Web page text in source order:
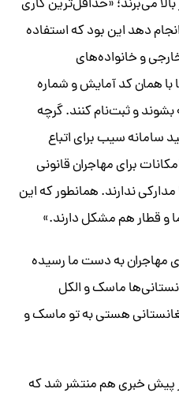
می‌برند؛ «حداقل‌ترین کاری
دهد این بود که استفاده
خارجی و خانواده‌های
با همان کد آمایش و شماره
بشوند و ثبت‌نام کنند. گرچه
سامانه سیب برای اتباع
برای مهاجران قانونی
ندارند. همانطور که این
و قطار هم مشکل دارند.»
مهاجران به دست ما رسیده
ماسک و الکل
هستی به تو ماسک و
پیش خبری هم منتشر شد که